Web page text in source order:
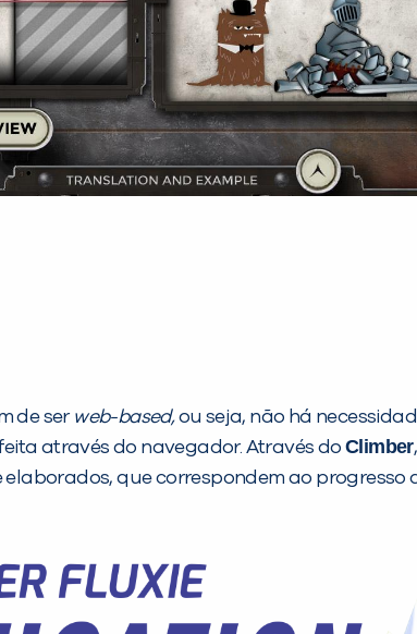
de ser web-based,ou seja, não há
através do navegador. Através doClimber
que correspondem ao progresso